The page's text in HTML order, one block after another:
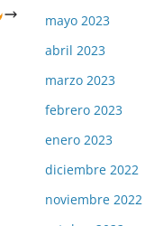
mayo 2023
abril 2023
marzo 2023
febrero 2023
enero 2023
diciembre 2022
noviembre 2022